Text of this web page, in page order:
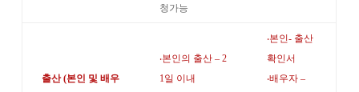
청가능
출산(본인 및 배우
‧본인의 출산–2
1일 이내
‧본인- 출산
확인서
‧배우자–